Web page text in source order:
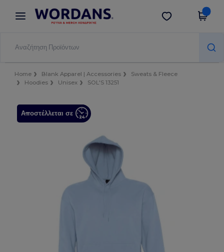
× Εφαρμογή Wordans
Καλύτερες τιμές στην εφαρμογή!
Λήψη app
Home Blank Apparel | Accessories
Sweats & Fleece
Hoodies
Unisex SOL'S 13251
Αποστέλλεται σε